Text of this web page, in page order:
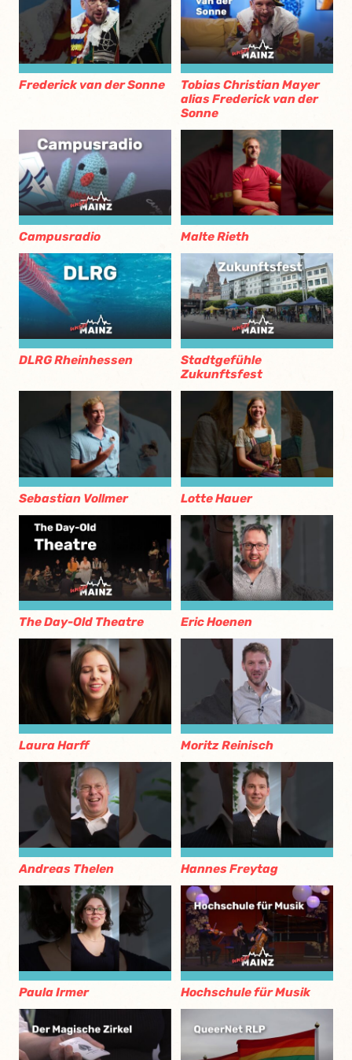
Frederick van der Sonne
Tobias Christian Mayer
alias Frederick van der
Sonne
Campusradio Malte Rieth
DLRG Rheinhessen
Stadtgefühle
Zukunftsfest
Sebastian Vollmer Lotte Hauer
The Day-Old Theatre Eric Hoenen
Laura Harff Moritz Reinisch
Andreas Thelen Hannes Freytag
Paula Irmer Hochschule für Musik